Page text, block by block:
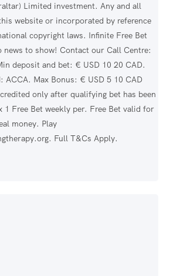
Limited investment. Any and all
website or incorporated by reference
copyright laws. Infinite Free Bet
news to show! Contact our Call Centre:
deposit and bet: € USD 10 20 CAD.
ACCA. Max Bonus: € USD 5 10 CAD
only after qualifying bet has been
1 Free Bet weekly per. Free Bet valid for
money. Play
Full T&Cs Apply.